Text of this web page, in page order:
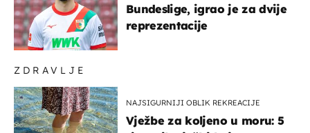
ZDRAVLJE
NAJSIGURNIJI OBLIK REKREACIJE
Vježbe za koljeno u moru: 5
Bundeslige, igrao je za dvije
reprezentacije